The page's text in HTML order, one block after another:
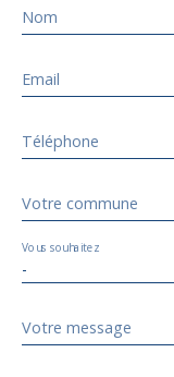
Nom
Email
Téléphone
Votre commune
-
Vous souhaitez
Votre message